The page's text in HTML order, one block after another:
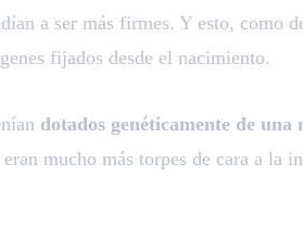
a ser más firmes. Y esto, como
fijados desde el nacimiento.
dotados genéticamente de una
eran mucho más torpes de cara a la